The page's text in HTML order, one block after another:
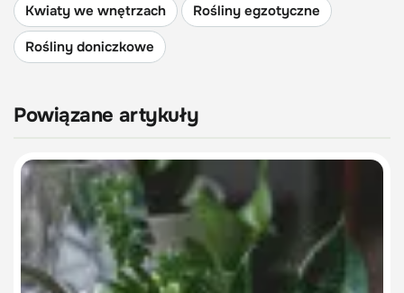
Kwiaty we wnętrzach
Rośliny egzotyczne
Rośliny doniczkowe
Powiązane artykuły